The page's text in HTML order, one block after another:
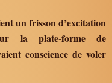
un frisson d’excitation
la plate-forme de
conscience de voler